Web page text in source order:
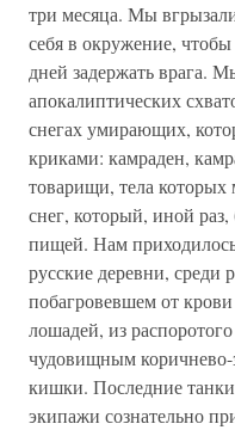
три месяца. Мы
себя в окружение, чтобы
дней задержать врага.
апокалиптических
снегах умирающих,
криками: камраден,
товарищи, тела которых
снег, который, иной
пищей. Нам
русские деревни, среди
побагровевшем от
лошадей, из
чудовищным
кишки. Последние
экипажи сознательно